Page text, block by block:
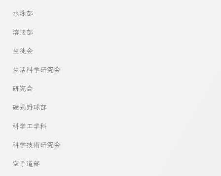
水泳部
溶接部
生徒会
生活科学研究会
研究会
硬式野球部
科学工学科
科学技術研究会
空手道部